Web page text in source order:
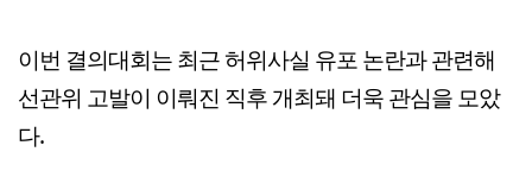
이번 결의대회는 최근 허위사실 유포 논란과 관련해
선관위 고발이 이뤄진 직후 개최돼 더욱 관심을 모았
다.